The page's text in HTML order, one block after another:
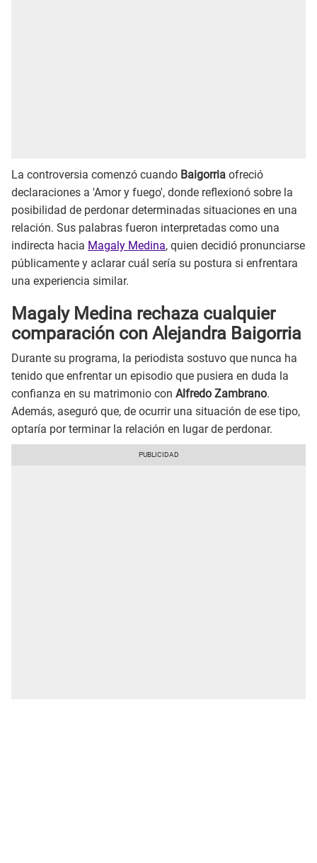
La controversia comenzó cuando Baigorria ofreció
declaraciones a 'Amor y fuego', donde reflexionó sobre la
posibilidad de perdonar determinadas situaciones en una
relación. Sus palabras fueron interpretadas como una
indirecta hacia Magaly Medina, quien decidió pronunciarse
públicamente y aclarar cuál sería su postura si enfrentara
una experiencia similar.
Magaly Medina rechaza cualquier
comparación con Alejandra Baigorria
Durante su programa, la periodista sostuvo que nunca ha
tenido que enfrentar un episodio que pusiera en duda la
confianza en su matrimonio con Alfredo Zambrano.
Además, aseguró que, de ocurrir una situación de ese tipo,
optaría por terminar la relación en lugar de perdonar.